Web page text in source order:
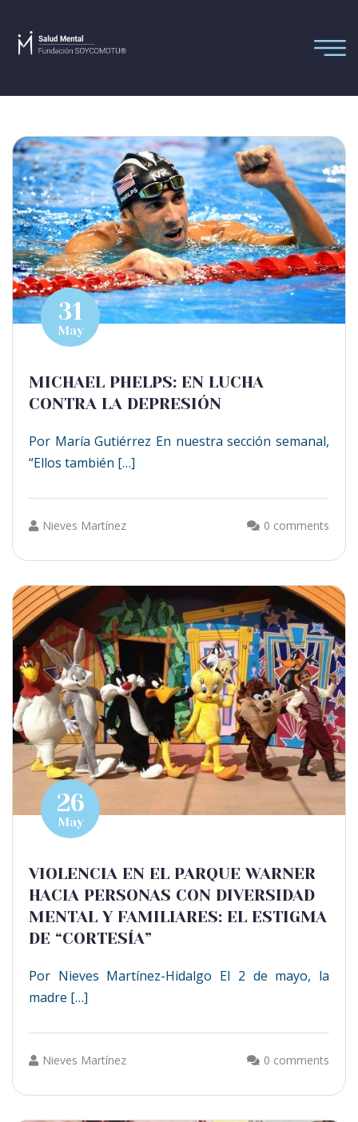
31
May
MICHAEL PHELPS: EN LUCHA
CONTRA LA DEPRESIÓN
Por María Gutiérrez En nuestra sección semanal,
“Ellos también […]
Nieves Martínez 0 comments
26
May
VIOLENCIA EN EL PARQUE WARNER
HACIA PERSONAS CON DIVERSIDAD
MENTAL Y FAMILIARES: EL ESTIGMA
DE “CORTESÍA”
Por Nieves Martínez-Hidalgo El 2 de mayo, la
madre […]
Nieves Martínez 0 comments